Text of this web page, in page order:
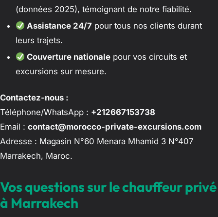
(données 2025), témoignant de notre fiabilité.
Assistance 24/7 pour tous nos clients durant
leurs trajets.
Couverture nationale pour vos circuits et
excursions sur mesure.
Contactez-nous :
Téléphone/WhatsApp : +212667153738
Email : contact@morocco-private-excursions.com
Adresse : Magasin N°60 Menara Mhamid 3 N°407
Marrakech, Maroc.
Vos questions sur le chauffeur privé
à Marrakech